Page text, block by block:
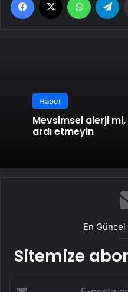
Haber
Mevsimsel alerji
ardı etmeyin
En
Sitemize